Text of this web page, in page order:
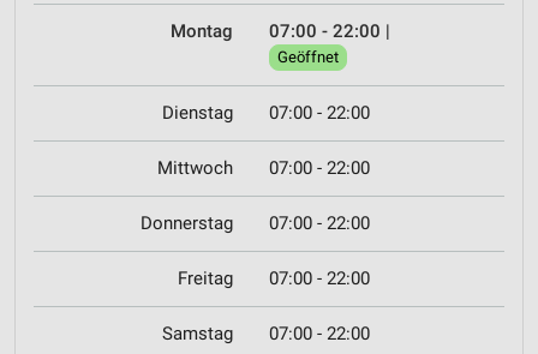
Montag 07:00 - 22:00 |
Geöffnet
Dienstag 07:00 - 22:00
Mittwoch 07:00 - 22:00
Donnerstag 07:00 - 22:00
Freitag 07:00 - 22:00
Samstag 07:00 - 22:00